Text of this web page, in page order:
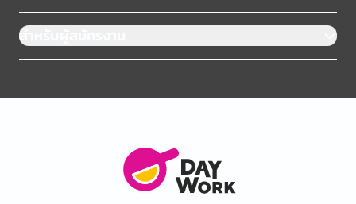
สำหรับผู้สมัครงาน